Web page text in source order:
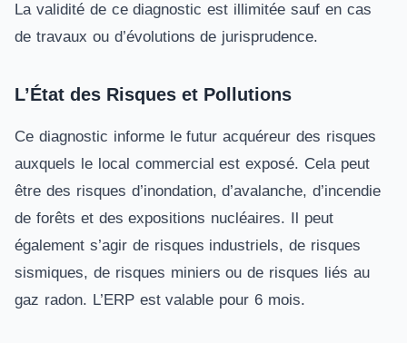
La validité de ce diagnostic est illimitée sauf en cas
de travaux ou d’évolutions de jurisprudence.
L’État des Risques et Pollutions
Ce diagnostic informe le futur acquéreur des risques
auxquels le local commercial est exposé. Cela peut
être des risques d’inondation, d’avalanche, d’incendie
de forêts et des expositions nucléaires. Il peut
également s’agir de risques industriels, de risques
sismiques, de risques miniers ou de risques liés au
gaz radon. L’ERP est valable pour 6 mois.